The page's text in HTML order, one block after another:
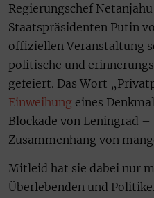
Regierungschef
Staatspräsidenten Putin
offiziellen Veranstaltung
politische und
gefeiert. Das Wort
Einweihung eines
Blockade von Leningrad
Zusammenhang von
Mitleid hat sie dabei nur
Überlebenden und